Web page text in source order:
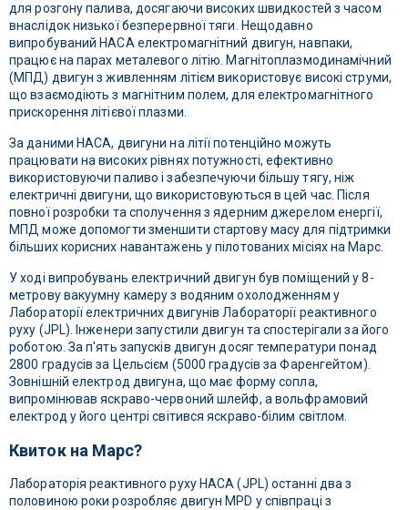
для розгону палива, досягаючи високих швидкостей з часом
внаслідок низької безперервної тяги. Нещодавно
випробуваний НАСА електромагнітний двигун, навпаки,
працює на парах металевого літію. Магнітоплазмодинамічний
(МПД) двигун з живленням літієм використовує високі струми,
що взаємодіють з магнітним полем, для електромагнітного
прискорення літієвої плазми.
За даними НАСА, двигуни на літії потенційно можуть
працювати на високих рівнях потужності, ефективно
використовуючи паливо і забезпечуючи більшу тягу, ніж
електричні двигуни, що використовуються в цей час. Після
повної розробки та сполучення з ядерним джерелом енергії,
МПД може допомогти зменшити стартову масу для підтримки
більших корисних навантажень у пілотованих місіях на Марс.
У ході випробувань електричний двигун був поміщений у 8-
метрову вакуумну камеру з водяним охолодженням у
Лабораторії електричних двигунів Лабораторії реактивного
руху (JPL). Інженери запустили двигун та спостерігали за його
роботою. За п'ять запусків двигун досяг температури понад
2800 градусів за Цельсієм (5000 градусів за Фаренгейтом).
Зовнішній електрод двигуна, що має форму сопла,
випромінював яскраво-червоний шлейф, а вольфрамовий
електрод у його центрі світився яскраво-білим світлом.
Квиток на Марс?
Лабораторія реактивного руху НАСА (JPL) останні два з
половиною роки розробляє двигун MPD у співпраці з